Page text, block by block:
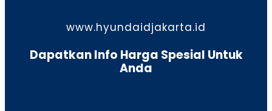
www.hyundaidjakarta.id
Dapatkan Info Harga Spesial Untuk
Anda